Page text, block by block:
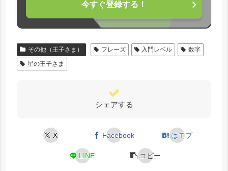
今すぐ登録する！
その他（王子さま） フレーズ 入門レベル
数字
星の王子さま
シェアする
X Facebook はてブ
LINE コピー